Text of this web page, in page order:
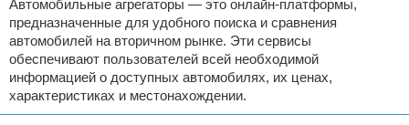
Автомобильные агрегаторы — это онлайн-платформы,
предназначенные для удобного поиска и сравнения
автомобилей на вторичном рынке. Эти сервисы
обеспечивают пользователей всей необходимой
информацией о доступных автомобилях, их ценах,
характеристиках и местонахождении.